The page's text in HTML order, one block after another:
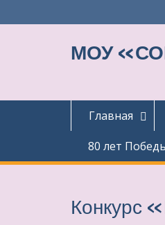
к
МОУ
Главная
80 лет
Конкурс